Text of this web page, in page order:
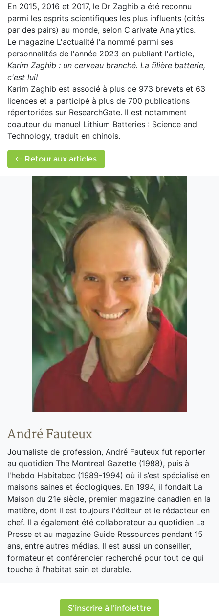
En 2015, 2016 et 2017, le Dr Zaghib a été reconnu
parmi les esprits scientifiques les plus influents (cités
par des pairs) au monde, selon Clarivate Analytics.
Le magazine L'actualité l'a nommé parmi ses
personnalités de l'année 2023 en publiant l'article,
Karim Zaghib : un cerveau branché. La filière batterie,
c'est lui!
Karim Zaghib est associé à plus de 973 brevets et 63
licences et a participé à plus de 700 publications
répertoriées sur ResearchGate. Il est notamment
coauteur du manuel Lithium Batteries : Science and
Technology, traduit en chinois.
Retour aux articles
André Fauteux
Journaliste de profession, André Fauteux fut reporter
au quotidien The Montreal Gazette (1988), puis à
l'hebdo Habitabec (1989-1994) où il s’est spécialisé en
maisons saines et écologiques. En 1994, il fondait La
Maison du 21e siècle, premier magazine canadien en la
matière, dont il est toujours l'éditeur et le rédacteur en
chef. Il a également été collaborateur au quotidien La
Presse et au magazine Guide Ressources pendant 15
ans, entre autres médias. Il est aussi un conseiller,
formateur et conférencier recherché pour tout ce qui
touche à l'habitat sain et durable.
S'inscrire à l'infolettre